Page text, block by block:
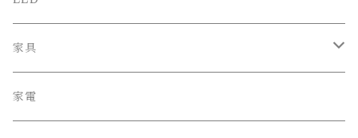
ペンダント
スタンド
家具
オフィスチェア
家電